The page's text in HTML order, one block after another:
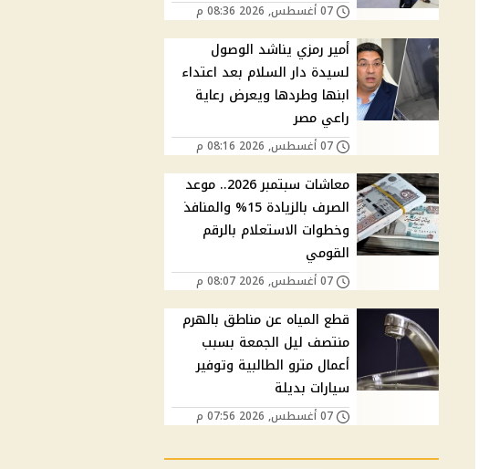
07 أغسطس, 2026 08:36 م
أمير رمزي يناشد الوصول
لسيدة دار السلام بعد اعتداء
ابنها وطردها ويعرض رعاية
راعي مصر
07 أغسطس, 2026 08:16 م
معاشات سبتمبر 2026.. موعد
الصرف بالزيادة 15% والمنافذ
وخطوات الاستعلام بالرقم
القومي
07 أغسطس, 2026 08:07 م
قطع المياه عن مناطق بالهرم
منتصف ليل الجمعة بسبب
أعمال مترو الطالبية وتوفير
سيارات بديلة
07 أغسطس, 2026 07:56 م